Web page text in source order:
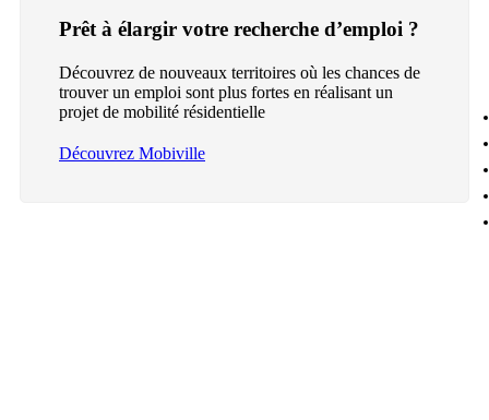
Prêt à élargir votre recherche d’emploi ?
Découvrez de nouveaux territoires où les chances de
trouver un emploi sont plus fortes en réalisant un
projet de mobilité résidentielle
Découvrez Mobiville